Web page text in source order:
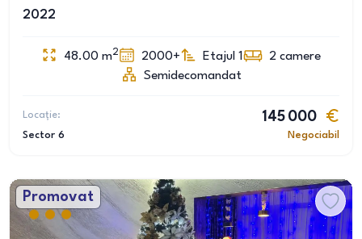
2022
48.00 m2 2000+ Etajul 1 2 camere
Semidecomandat
Locație:
Sector 6
145 000
Negociabil
Promovat